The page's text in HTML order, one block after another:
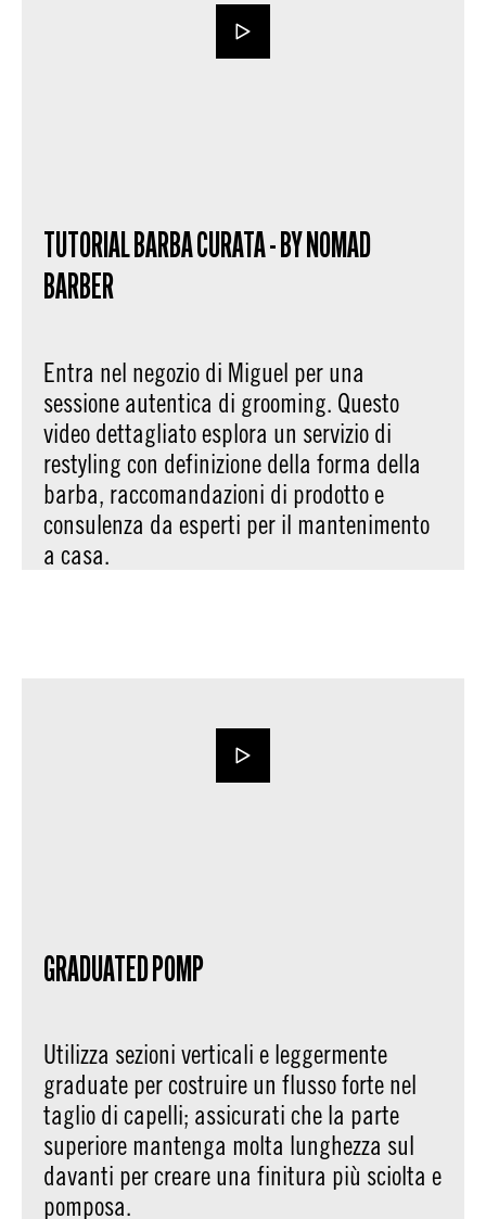
TUTORIAL BARBA CURATA - BY NOMAD
BARBER
Entra nel negozio di Miguel per una
sessione autentica di grooming. Questo
video dettagliato esplora un servizio di
restyling con definizione della forma della
barba, raccomandazioni di prodotto e
consulenza da esperti per il mantenimento
a casa.
GRADUATED POMP
Utilizza sezioni verticali e leggermente
graduate per costruire un flusso forte nel
taglio di capelli; assicurati che la parte
superiore mantenga molta lunghezza sul
davanti per creare una finitura più sciolta e
pomposa.